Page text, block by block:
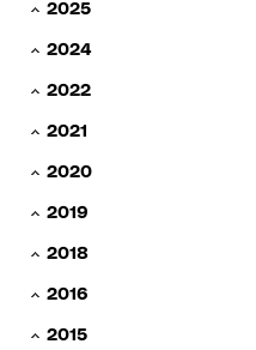
2025
2024
2022
2021
2020
2019
2018
2016
2015